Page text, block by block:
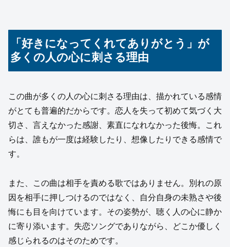
「好きになってくれてありがとう」が
多くの人の心に刺さる理由
この曲が多くの人の心に刺さる理由は、描かれている感情
がとても普遍的だからです。恋人を失って初めて気づく大
切さ、言えなかった感謝、素直になれなかった後悔。これ
らは、誰もが一度は経験したり、想像したりできる感情で
す。
また、この曲は相手を責める歌ではありません。別れの原
因を相手に押しつけるのではなく、自分自身の未熟さや後
悔にも目を向けています。その姿勢が、聴く人の心に静か
に寄り添います。失恋ソングでありながら、どこか優しく
感じられるのはそのためです。